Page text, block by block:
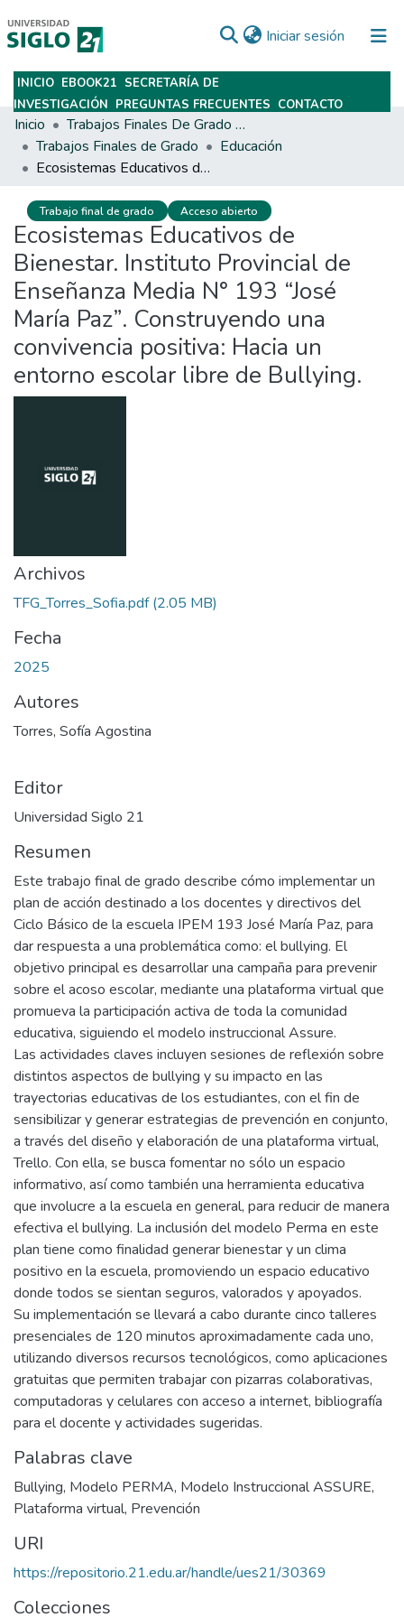
Iniciar sesión (current)
Subir
INICIO EBOOK21 SECRETARÍA DE
INVESTIGACIÓN PREGUNTAS FRECUENTES CONTACTO
Inicio
Trabajos Finales De Grado Y Posgrado
Trabajos Finales de Grado
Educación
Ecosistemas Educativos de Bienestar. Instituto Provincial de Enseñanza Media N° 193 “José María Paz”. Construyendo una convivencia positiva: Hacia un entorno escolar libre de Bullying.
Trabajo final de grado Acceso abierto
Ecosistemas Educativos de
Bienestar. Instituto Provincial de
Enseñanza Media N° 193 “José
María Paz”. Construyendo una
convivencia positiva: Hacia un
entorno escolar libre de Bullying.
Archivos
TFG_Torres_Sofia.pdf(2.05 MB)
Fecha
2025
Autores
Torres, Sofía Agostina
Editor
Universidad Siglo 21
Resumen
Este trabajo final de grado describe cómo implementar un
plan de acción destinado a los docentes y directivos del
Ciclo Básico de la escuela IPEM 193 José María Paz, para
dar respuesta a una problemática como: el bullying. El
objetivo principal es desarrollar una campaña para prevenir
sobre el acoso escolar, mediante una plataforma virtual que
promueva la participación activa de toda la comunidad
educativa, siguiendo el modelo instruccional Assure.
Las actividades claves incluyen sesiones de reflexión sobre
distintos aspectos de bullying y su impacto en las
trayectorias educativas de los estudiantes, con el fin de
sensibilizar y generar estrategias de prevención en conjunto,
a través del diseño y elaboración de una plataforma virtual,
Trello. Con ella, se busca fomentar no sólo un espacio
informativo, así como también una herramienta educativa
que involucre a la escuela en general, para reducir de manera
efectiva el bullying. La inclusión del modelo Perma en este
plan tiene como finalidad generar bienestar y un clima
positivo en la escuela, promoviendo un espacio educativo
donde todos se sientan seguros, valorados y apoyados.
Su implementación se llevará a cabo durante cinco talleres
presenciales de 120 minutos aproximadamente cada uno,
utilizando diversos recursos tecnológicos, como aplicaciones
gratuitas que permiten trabajar con pizarras colaborativas,
computadoras y celulares con acceso a internet, bibliografía
para el docente y actividades sugeridas.
Palabras clave
Bullying, Modelo PERMA, Modelo Instruccional ASSURE,
Plataforma virtual, Prevención
URI
https://repositorio.21.edu.ar/handle/ues21/30369
Colecciones